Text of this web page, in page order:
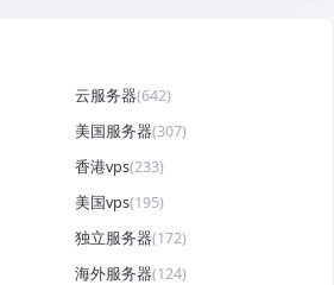
云服务器(642)
美国服务器(307)
香港vps(233)
美国vps(195)
独立服务器(172)
海外服务器(124)